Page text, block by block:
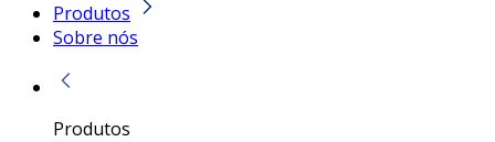
Produtos
Sobre nós
Produtos